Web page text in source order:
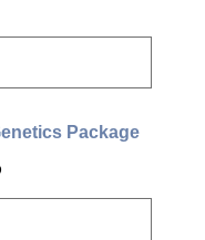
Package